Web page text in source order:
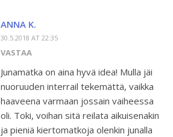
ANNA K.
30.5.2018 AT 22:35
VASTAA
Junamatka on aina hyvä idea! Mulla jäi
nuoruuden interrail tekemättä, vaikka
haaveena varmaan jossain vaiheessa
oli. Toki, voihan sitä reilata aikuisenakin
ja pieniä kiertomatkoja olenkin junalla